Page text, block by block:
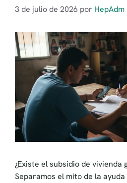
3 de julio de 2026 por HepAdm
¿Existe el subsidio de vivienda
Separamos el mito de la